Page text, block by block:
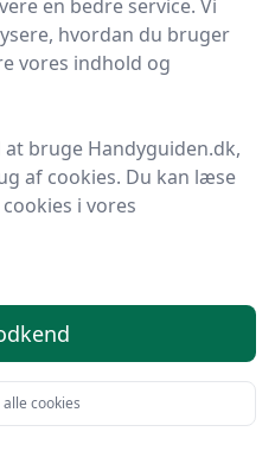
på
apparathjul. Vi har
hurtigt kan vælge det
en bedre service. Vi
hvordan du bruger
vores indhold og
bruge Handyguiden.dk,
af cookies. Du kan læse
i vores
cookies